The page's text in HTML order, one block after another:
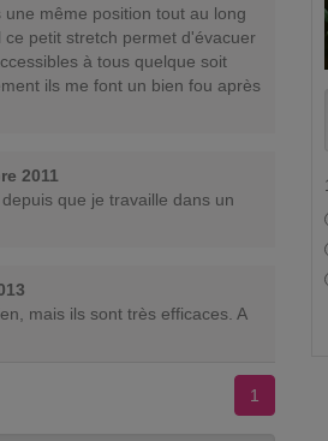
même position tout au long
petit stretch permet d'évacuer
à tous quelque soit
ils me font un bien fou après
2011
que je travaille dans un
mais ils sont très efficaces. A
1